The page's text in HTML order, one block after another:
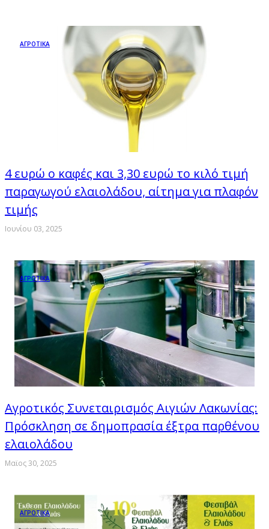
ΑΓΡΟΤΙΚΑ
4 ευρώ ο καφές και 3,30 ευρώ το κιλό τιμή
παραγωγού ελαιολάδου, αίτημα για πλαφόν
τιμής
Ιουνίου 03, 2025
ΑΓΡΟΤΙΚΑ
Αγροτικός Συνεταιρισμός Αιγιών Λακωνίας:
Πρόσκληση σε δημοπρασία έξτρα παρθένου
ελαιολάδου
Μαϊος 30, 2025
ΑΓΡΟΤΙΚΑ